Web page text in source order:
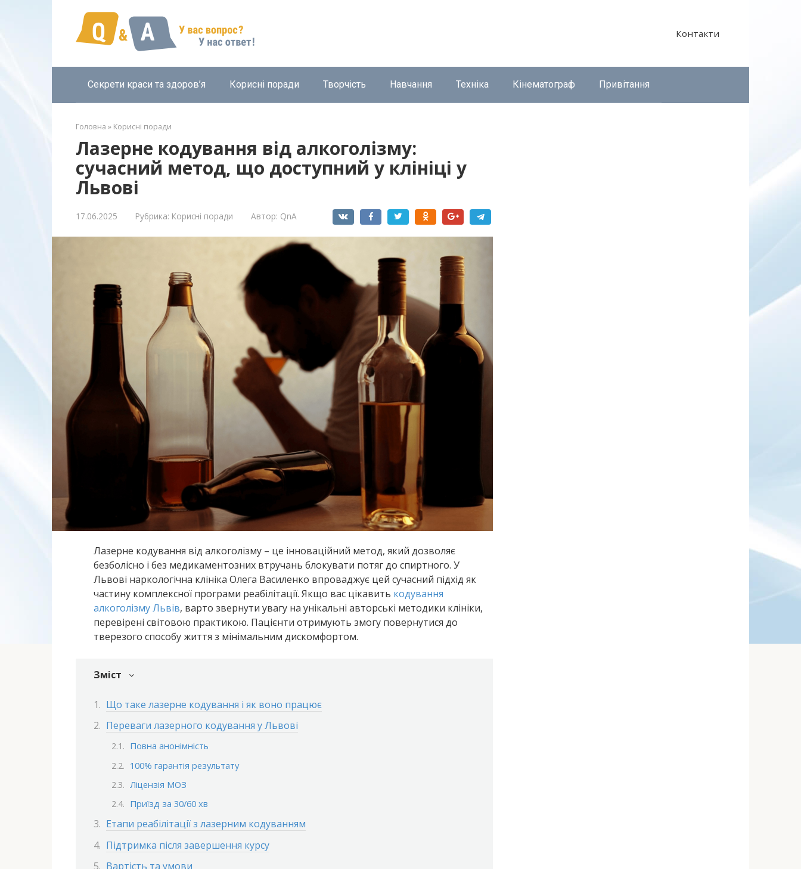
Контакти
Секрети краси та здоров’я Корисні поради Творчість Навчання Техніка Кінематограф Привітання
Головна » Корисні поради
Лазерне кодування від алкоголізму:
сучасний метод, що доступний у клініці у
Львові
17.06.2025 Рубрика: Корисні поради Автор: QnA
Лазерне кодування від алкоголізму – це інноваційний метод, який дозволяє
безболісно і без медикаментозних втручань блокувати потяг до спиртного. У
Львові наркологічна клініка Олега Василенко впроваджує цей сучасний підхід як
частину комплексної програми реабілітації. Якщо вас цікавить кодування
алкоголізму Львів, варто звернути увагу на унікальні авторські методики клініки,
перевірені світовою практикою. Пацієнти отримують змогу повернутися до
тверезого способу життя з мінімальним дискомфортом.
Зміст
Що таке лазерне кодування і як воно працює
Переваги лазерного кодування у Львові
Повна анонімність
100% гарантія результату
Ліцензія МОЗ
Приїзд за 30/60 хв
Етапи реабілітації з лазерним кодуванням
Підтримка після завершення курсу
Вартість та умови